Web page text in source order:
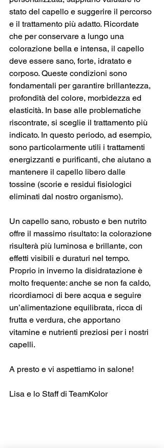
stato del capello e suggerire il percorso
e il trattamento più adatto. Ricordate
che per conservare a lungo una
colorazione bella e intensa, il capello
deve essere sano, forte, idratato e
corposo. Queste condizioni sono
fondamentali per garantire brillantezza,
profondità del colore, morbidezza ed
elasticità. In base alle problematiche
riscontrate, si sceglie il trattamento più
indicato. In questo periodo, ad esempio,
sono particolarmente utili i trattamenti
energizzanti e purificanti, che aiutano a
mantenere il capello libero dalle
tossine (scorie e residui fisiologici
eliminati dal nostro organismo).
Un capello sano, robusto e ben nutrito
offre il massimo risultato: la colorazione
risulterà più luminosa e brillante, con
effetti visibili e duraturi nel tempo.
Proprio in inverno la disidratazione è
molto frequente: anche se non fa caldo,
ricordiamoci di bere acqua e seguire
un’alimentazione equilibrata, ricca di
frutta e verdura, che apportano
vitamine e nutrienti preziosi per i nostri
capelli.
A presto e vi aspettiamo in salone!
Lisa e lo Staff di TeamKolor